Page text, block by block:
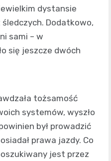
dystansie
Dodatkowo,
sami – w
się jeszcze dwóch
tożsamość
systemów, wyszło
był prowadzić
prawa jazdy. Co
jest przez